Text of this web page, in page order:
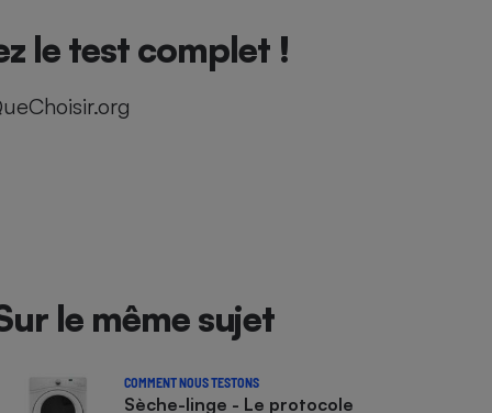
le test complet !
le même sujet
COMMENT NOUS TESTONS
Sèche-linge - Le protocole